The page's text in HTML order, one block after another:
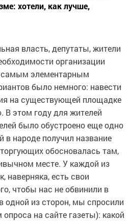
хотели, как лучше,
власть, депутаты, жители
организации
самым элементарным
было немного: навести
на существующей площадке
В этом году для жителей
было обустроено еще одно
в народе получил название
обосновалась там,
месте. У каждой из
наверняка, есть свои
чтобы нас не обвинили в
одной из сторон, мы спросили
на сайте газеты): какой